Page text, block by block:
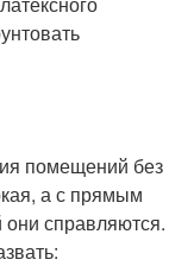
помещений без
а с прямым
они справляются.